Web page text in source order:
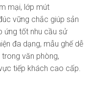
mại, lớp mút
vững chắc giúp sản
ứng tốt nhu cầu sử
đa dạng, mẫu ghế dễ
văn phòng,
tiếp khách cao cấp.